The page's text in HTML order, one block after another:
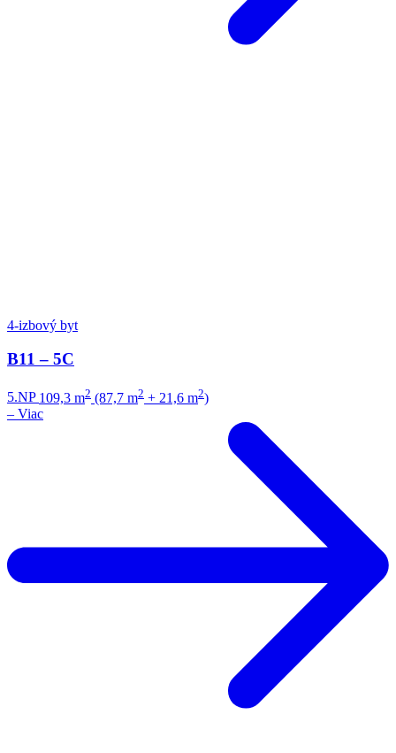
4-izbový byt
B11 – 5C
5.NP 109,3 m2 (87,7 m2 + 21,6 m2)
– Viac